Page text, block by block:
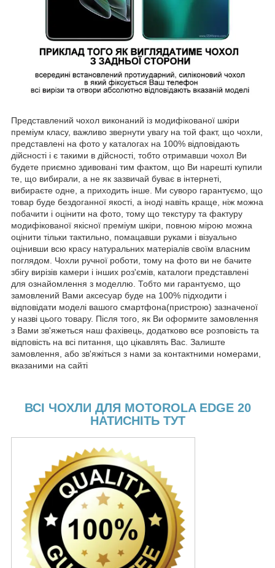
Представлений чохол виконаний із модифікованої шкіри
преміум класу, важливо звернути увагу на той факт, що чохли,
представлені на фото у каталогах на 100% відповідають
дійсності і є такими в дійсності, тобто отримавши чохол Ви
будете приємно здивовані тим фактом, що Ви нарешті купили
те, що вибирали, а не як зазвичай буває в інтернеті,
вибираєте одне, а приходить інше. Ми суворо гарантуємо, що
товар буде бездоганної якості, а іноді навіть краще, ніж можна
побачити і оцінити на фото, тому що текстуру та фактуру
модифікованої якісної преміум шкіри, повною мірою можна
оцінити тільки тактильно, помацавши руками і візуально
оцінивши всю красу натуральних матеріалів своїм власним
поглядом. Чохли ручної роботи, тому на фото ви не бачите
збігу вирізів камери і інших роз'ємів, каталоги представлені
для ознайомлення з моделлю. Тобто ми гарантуємо, що
замовлений Вами аксесуар буде на 100% підходити і
відповідати моделі вашого смартфона(пристрою) зазначеної
у назві цього товару. Після того, як Ви оформите замовлення
з Вами зв'яжеться наш фахівець, додатково все розповість та
відповість на всі питання, що цікавлять Вас. Залиште
замовлення, або зв'яжіться з нами за контактними номерами,
вказаними на сайті
ВСІ ЧОХЛИ ДЛЯ MOTOROLA EDGE 20
НАТИСНІТЬ ТУТ